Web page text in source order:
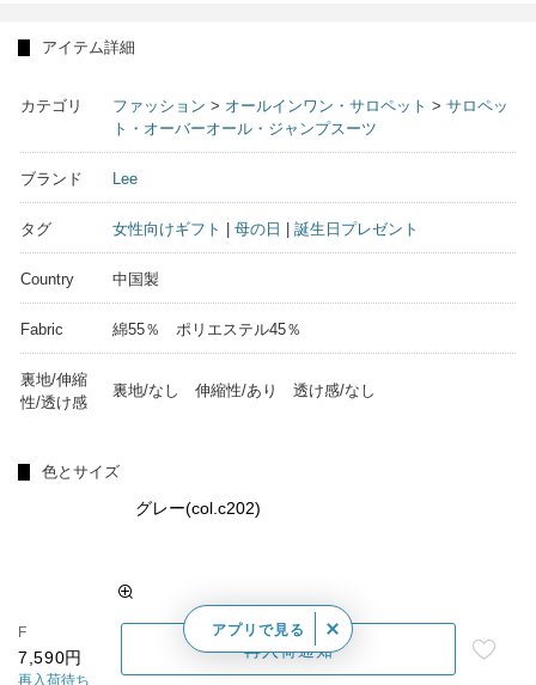
アイテム詳細
カテゴリ ファッション > オールインワン・サロペット > サロペッ
ト・オーバーオール・ジャンプスーツ
ブランド Lee
タグ 女性向けギフト | 母の日 | 誕生日プレゼント
Country 中国製
Fabric 綿55％ ポリエステル45％
裏地/伸縮
性/透け感
裏地/なし 伸縮性/あり 透け感/なし
色とサイズ
グレー(col.c202)
F
7,590円
再入荷待ち
再入荷通知
アプリで見る